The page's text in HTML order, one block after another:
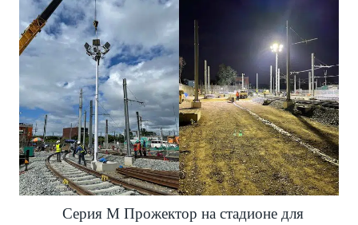
Серия M Прожектор на стадионе для